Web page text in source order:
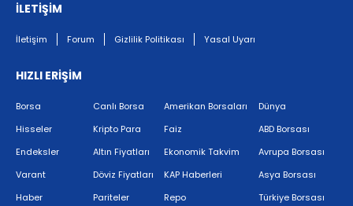
İLETİŞİM
İletişim Forum Gizlilik Politikası Yasal Uyarı
HIZLI ERİŞİM
Borsa
Hisseler
Endeksler
Varant
Haber
Canlı Borsa
Kripto Para
Altın Fiyatları
Döviz Fiyatları
Pariteler
Amerikan Borsaları
Faiz
Ekonomik Takvim
KAP Haberleri
Repo
Dünya
ABD Borsası
Avrupa Borsası
Asya Borsası
Türkiye Borsası